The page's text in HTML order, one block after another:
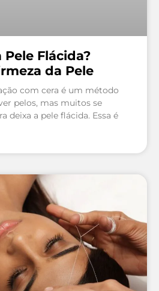
Pele Flácida?
da Pele
com cera é um método
pelos, mas muitos se
deixa a pele flácida. Essa é